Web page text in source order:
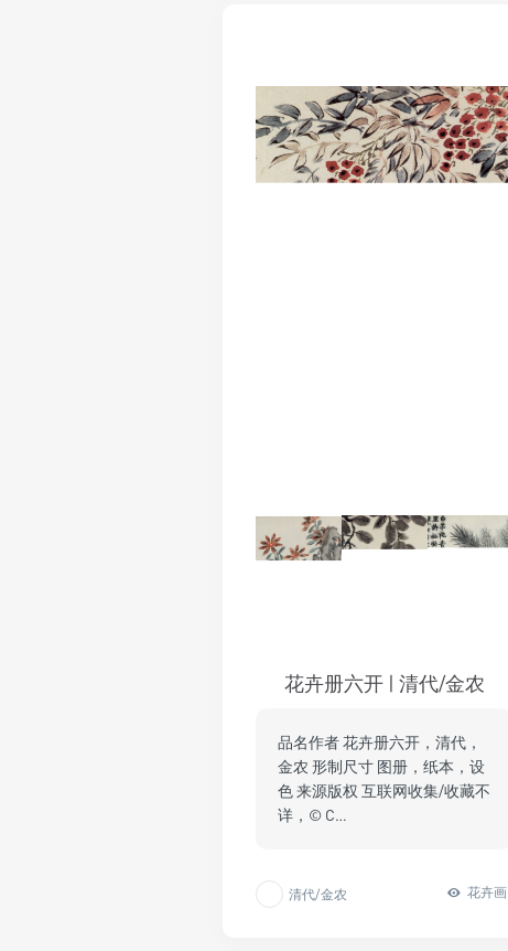
花卉册六开 | 清代/金农
品名作者 花卉册六开，清代，
金农 形制尺寸 图册，纸本，设
色 来源版权 互联网收集/收藏不
详，© C…
清代/金农 花卉画